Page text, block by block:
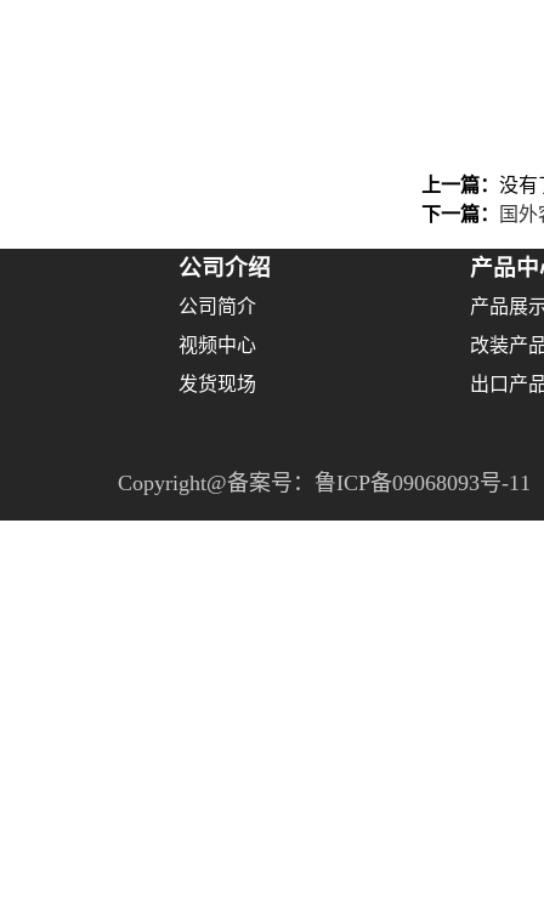
上一篇： 没有
下一篇：
国外
公司介绍
公司简介
视频中心
发货现场
产品中
产品展
改装产
出口产
Copyright@备案号： 鲁ICP备09068093号-11